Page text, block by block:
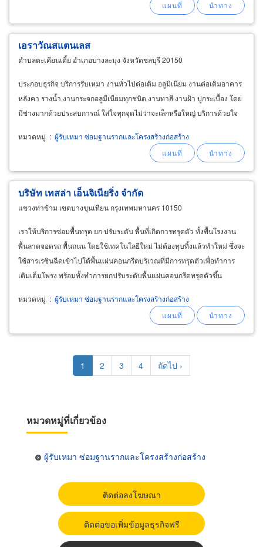
เอราวัณสแตนเลส
ตำบลตะเคียนเตี้ย อำเภอบางละมุง จังหวัดชลบุรี 20150
ประกอบธุรกิจ บริการรับเหมา งานทั่วไปต่อเติม อลูมิเนียม งานต่อเติมอาคาร
หลังคา รางน้ำ งานกระจกอลูมีเนียมทุกชนิด งานทาสี งานฝ้า ปูกระเบื้อง โดย
มีช่างมากด้วยประสบการณ์ ใส่ใจทุกจุดไม่ว่าจะเล็กหรือใหญ่ บริการด้วยใจ
หมวดหมู่ : ผู้รับเหมา ซ่อมฐานรากและโครงสร้างก่อสร้าง
บริษัท เทสล่า เอ็นจิเนียริ่ง จำกัด
แขวงท่าข้าม เขตบางขุนเทียน กรุงเทพมหานคร 10150
เราให้บริการซ่อมพื้นทรุด ยก ปรับระดับ พื้นที่เกิดการทรุดตัว ทั้งพื้นโรงงาน
พื้นลาดจอดรถ พื้นถนน โดยใช้เทคโนโลยีใหม่ ไม่ต้องทุบทิ้งแล้วทำใหม่ ซึ่งจะ
ใช้สารเรซินฉีดเข้าไปใต้พื้นแผ่นคอนกรีตบริเวณที่มีการทรุดตัวเพื่อทำการ
เติมเต็มโพรง พร้อมทั้งทำการยกปรับระดับพื้นแผ่นคอนกรีตทรุดตัวขึ้น
หมวดหมู่ : ผู้รับเหมา ซ่อมฐานรากและโครงสร้างก่อสร้าง
Current
page
1 Page
2 Page
3 Page
4
Next
page
ถัดไป ›
หมวดหมู่ที่เกี่ยวข้อง
ผู้รับเหมา ซ่อมฐานรากและโครงสร้างก่อสร้าง
ติดต่อลงโฆษณา
ติดต่อขอเพิ่มข้อมูลธุรกิจฟรี